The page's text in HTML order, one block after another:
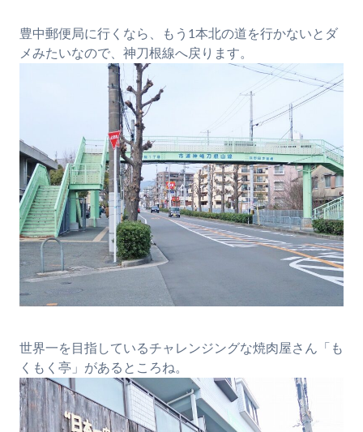
豊中郵便局に行くなら、もう1本北の道を行かないとダ
メみたいなので、神刀根線へ戻ります。
世界一を目指しているチャレンジングな焼肉屋さん「も
くもく亭」があるところね。